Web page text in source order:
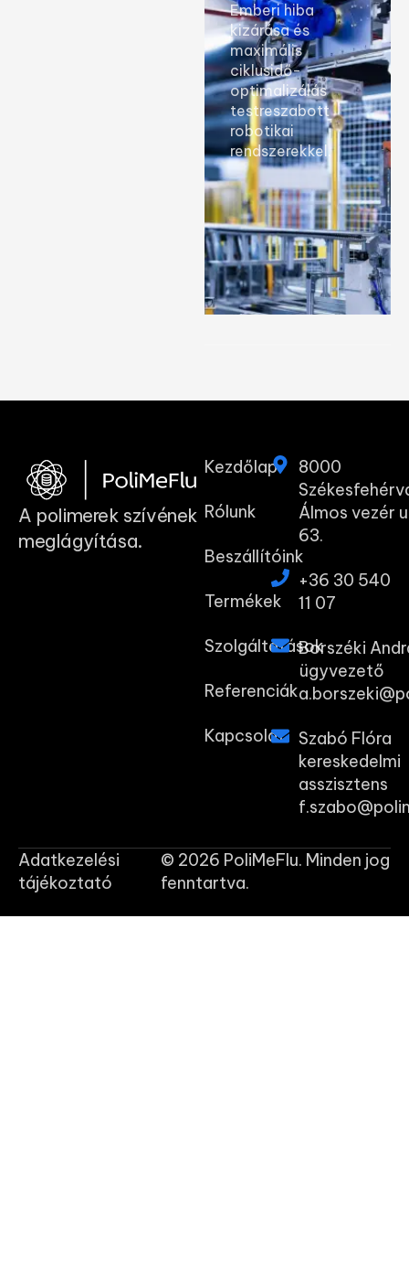
Emberi hiba
kizárása és
maximális
ciklusidő-
optimalizálás
testreszabott
robotikai
rendszerekkel.
A polimerek szívének
meglágyítása.
Kezdőlap
Rólunk
Beszállítóink
Termékek
Szolgáltatások
Referenciák
Kapcsolat
8000
Álmos vezér
63.
+36 30 540
11 07
Borszéki
ügyvezető
Szabó Flóra
kereskedelmi
asszisztens
© 2026 PoliMeFlu. Minden jog
fenntartva.
Adatkezelési
tájékoztató